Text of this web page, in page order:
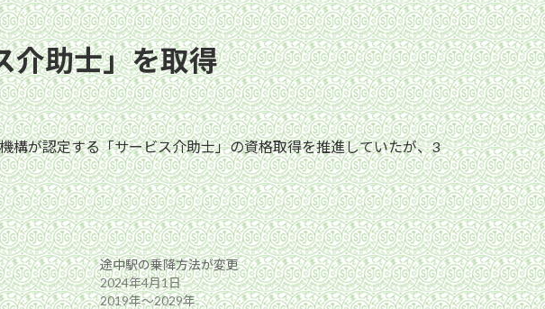
介助士」を取得
構が認定する「サービス介助士」の資格取得を推進していたが、3
途中駅の乗降方法が変更
2024年4月1日
2019年〜2029年